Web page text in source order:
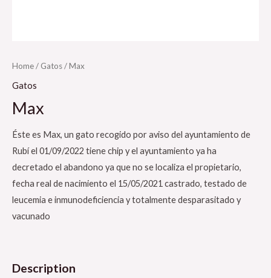
Home/ Gatos/ Max
Gatos
Max
Éste es Max, un gato recogido por aviso del ayuntamiento de
Rubí el 01/09/2022 tiene chip y el ayuntamiento ya ha
decretado el abandono ya que no se localiza el propietario,
fecha real de nacimiento el 15/05/2021 castrado, testado de
leucemia e inmunodeficiencia y totalmente desparasitado y
vacunado
Description